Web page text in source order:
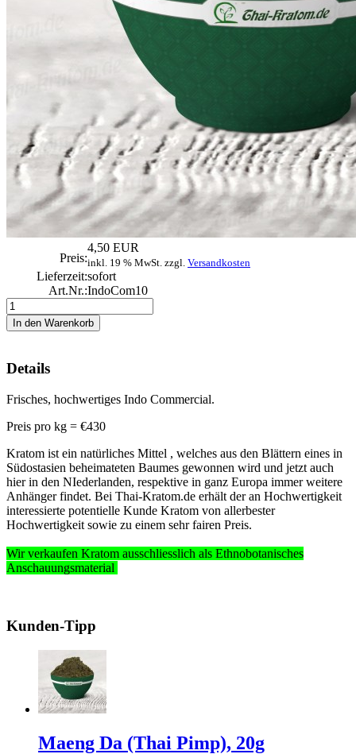
Preis:
4,50 EUR
inkl. 19 % MwSt. zzgl. Versandkosten
Lieferzeit:sofort
Art.Nr.:IndoCom10
Details
Frisches, hochwertiges Indo Commercial.
Preis pro kg = €430
Kratom ist ein natürliches Mittel , welches aus den Blättern eines in
Südostasien beheimateten Baumes gewonnen wird und jetzt auch
hier in den NIederlanden, respektive in ganz Europa immer weitere
Anhänger findet. Bei Thai-Kratom.de erhält der an Hochwertigkeit
interessierte potentielle Kunde Kratom von allerbester
Hochwertigkeit sowie zu einem sehr fairen Preis.
Wir verkaufen Kratom ausschliesslich als Ethnobotanisches
Anschauungsmaterial
Kunden-Tipp
Maeng Da (Thai Pimp), 20g